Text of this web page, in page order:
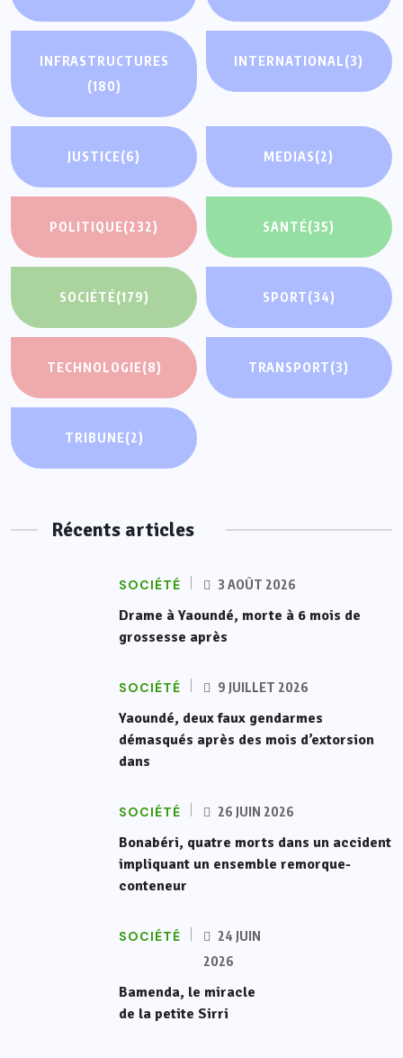
INFRASTRUCTURES
(180)
INTERNATIONAL(3)
JUSTICE(6) MEDIAS(2)
POLITIQUE(232) SANTÉ(35)
SOCIÉTÉ(179) SPORT(34)
TECHNOLOGIE(8) TRANSPORT(3)
TRIBUNE(2)
Récents articles
SOCIÉTÉ 3 AOÛT 2026
Drame à Yaoundé, morte à 6 mois de
grossesse après
SOCIÉTÉ 9 JUILLET 2026
Yaoundé, deux faux gendarmes
démasqués après des mois d’extorsion
dans
SOCIÉTÉ 26 JUIN 2026
Bonabéri, quatre morts dans un accident
impliquant un ensemble remorque-
conteneur
SOCIÉTÉ
24 JUIN
2026
Bamenda, le miracle
de la petite Sirri